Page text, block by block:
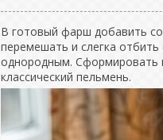
В готовый фарш добавить
перемешать и слегка
однородным. Сформировать
классический пельмень.